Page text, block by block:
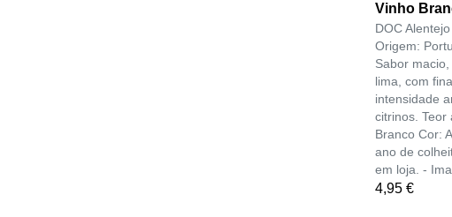
Vinho
DOC
Origem:
Sabor
lima, com
intensidade
citrinos. Teor
Branco Cor:
ano de
em loja. -
4,95 €